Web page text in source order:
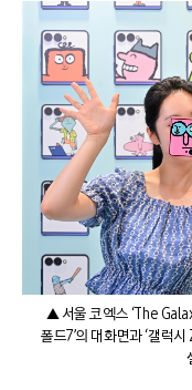
▲ 서울 코엑스 ‘The
폴드7’의 대화면과 ‘갤럭